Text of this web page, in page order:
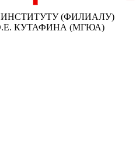
ИНСТИТУТУ (ФИЛИАЛУ)
КУТАФИНА (МГЮА)